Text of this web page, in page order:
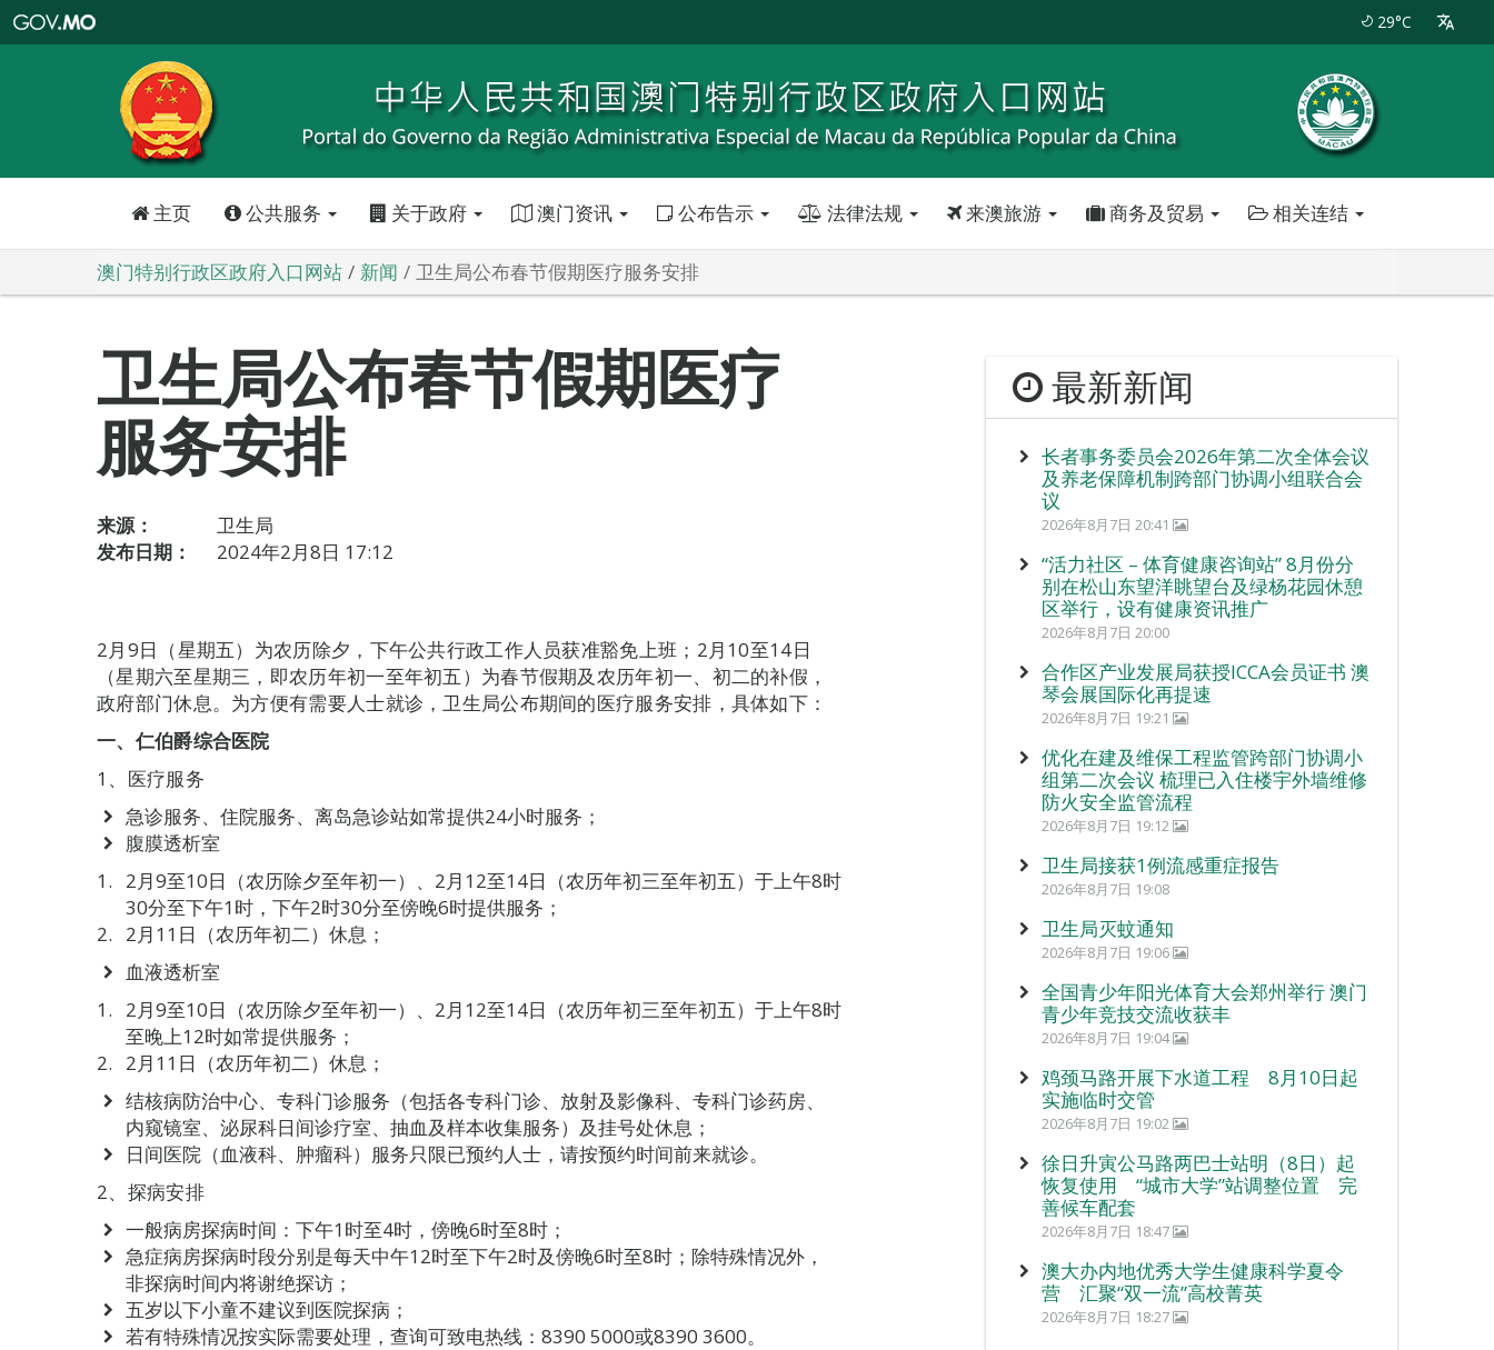
特
政
区
政
口
29°C
主页 公共服务 关于政府 澳门资讯 公布告示 法律法规 来澳旅游 商务及贸易 相关连结
澳门特别行政区政府入口网站 新闻 卫生局公布春节假期医疗服务安排
卫生局公布春节假期医疗
服务安排
来源：
卫生局
发布日期：
2024年2月8日 17:12
2月9日（星期五）为农历除夕，下午公共行政工作人员获准豁免上班；2月10至14日
（星期六至星期三，即农历年初一至年初五）为春节假期及农历年初一、初二的补假，
政府部门休息。为方便有需要人士就诊，卫生局公布期间的医疗服务安排，具体如下：
一、仁伯爵综合医院
1、医疗服务
急诊服务、住院服务、离岛急诊站如常提供24小时服务；
腹膜透析室
2月9至10日（农历除夕至年初一）、2月12至14日（农历年初三至年初五）于上午8时
30分至下午1时，下午2时30分至傍晚6时提供服务；
2月11日（农历年初二）休息；
血液透析室
2月9至10日（农历除夕至年初一）、2月12至14日（农历年初三至年初五）于上午8时
至晚上12时如常提供服务；
2月11日（农历年初二）休息；
结核病防治中心、专科门诊服务（包括各专科门诊、放射及影像科、专科门诊药房、
内窥镜室、泌尿科日间诊疗室、抽血及样本收集服务）及挂号处休息；
日间医院（血液科、肿瘤科）服务只限已预约人士，请按预约时间前来就诊。
2、探病安排
一般病房探病时间：下午1时至4时，傍晚6时至8时；
急症病房探病时段分别是每天中午12时至下午2时及傍晚6时至8时；除特殊情况外，
非探病时间内将谢绝探访；
五岁以下小童不建议到医院探病；
若有特殊情况按实际需要处理，查询可致电热线：8390 5000或8390 3600。
最新新闻
长者事务委员会2026年第二次全体会议
及养老保障机制跨部门协调小组联合会
议
2026年8月7日 20:41
“活力社区 – 体育健康咨询站” 8月份分
别在松山东望洋眺望台及绿杨花园休憩
区举行，设有健康资讯推广
2026年8月7日 20:00
合作区产业发展局获授ICCA会员证书 澳
琴会展国际化再提速
2026年8月7日 19:21
优化在建及维保工程监管跨部门协调小
组第二次会议 梳理已入住楼宇外墙维修
防火安全监管流程
2026年8月7日 19:12
卫生局接获1例流感重症报告
2026年8月7日 19:08
卫生局灭蚊通知
2026年8月7日 19:06
全国青少年阳光体育大会郑州举行 澳门
青少年竞技交流收获丰
2026年8月7日 19:04
鸡颈马路开展下水道工程 8月10日起
实施临时交管
2026年8月7日 19:02
徐日升寅公马路两巴士站明（8日）起
恢复使用 “城市大学”站调整位置 完
善候车配套
2026年8月7日 18:47
澳大办内地优秀大学生健康科学夏令
营 汇聚“双一流”高校菁英
2026年8月7日 18:27